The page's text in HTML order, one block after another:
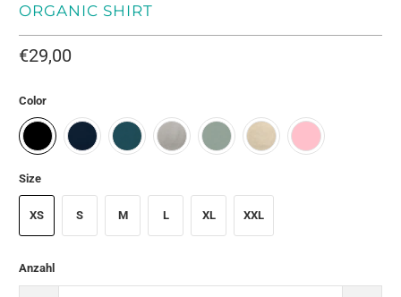
ORGANIC SHIRT
€29,00
Color
Size
XS S M L XL XXL
Anzahl